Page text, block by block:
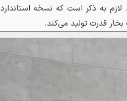
است. لازم به ذکر است که نسخه استاندارد